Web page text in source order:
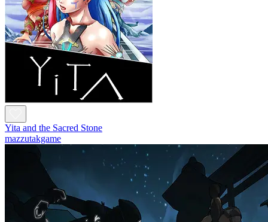
Yita and the Sacred Stone
mazzutakgame